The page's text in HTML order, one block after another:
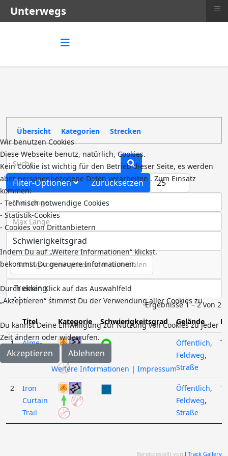
Übersicht Kategorien Strecken
COM_BANNERS_SEARCH_IN_TITLE
Filter-Optionen Zurücksetzen
Streckenlänge
Streckenlänge
Schlagwörter
Ergebnisse 1 – 2 von 2
Titel
Kategorie Schwierigkeitsgrad Gelände
1
Alme-
Radweg
Öffentlich,
Feldweg,
Straße
2
Iron
Curtain
Trail
Öffentlich,
Feldweg,
Straße
Bereitgestellt von J!Track Gallery
Wir benutzen Cookies
Diese Webseite benutz, natürlich, Cookies.
Kein Cookie ist wichtig für den Betrieb dieser Seite, es werden
aber personenbezogene Daten verarbeiten . Zum Einsatz
kommen:
- Technisch notwendige Cookies
- Statistik-Cookies
- Cookies von Drittanbietern
Indem Du auf „Weitere Informationen“ klickst,
bekommst Du genauere Informationen.
Durch einen Klick auf das Auswahlfeld
„Akzeptieren“ stimmst Du der Verwendung aller Cookies zu.
Du kannst Deine Einwilligung zur Nutzung von Cookies zu jeder
Zeit ändern oder widerrufen.
Akzeptieren Ablehnen
Weitere Informationen | Impressum
Unterwegs ≡